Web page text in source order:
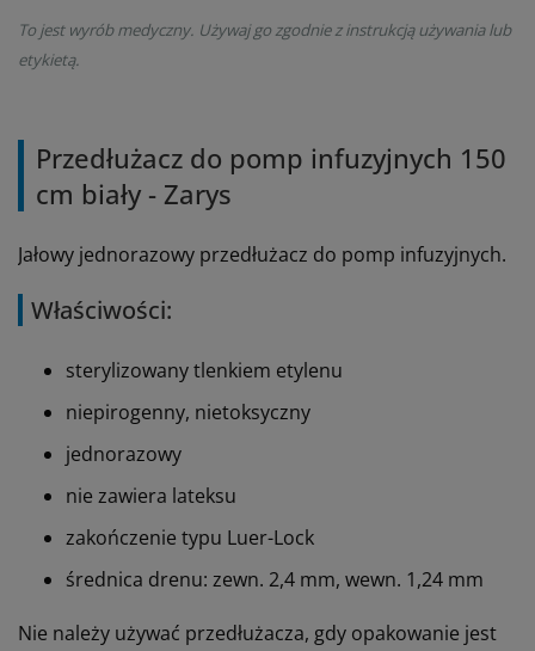
To jest wyrób medyczny. Używaj go zgodnie z instrukcją używania lub
etykietą.
Przedłużacz do pomp infuzyjnych 150
cm biały - Zarys
Jałowy jednorazowy przedłużacz do pomp infuzyjnych.
Właściwości:
sterylizowany tlenkiem etylenu
niepirogenny, nietoksyczny
jednorazowy
nie zawiera lateksu
zakończenie typu Luer-Lock
średnica drenu: zewn. 2,4 mm, wewn. 1,24 mm
Nie należy używać przedłużacza, gdy opakowanie jest